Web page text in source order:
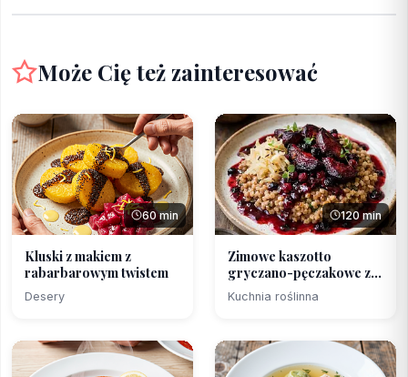
Może Cię też zainteresować
60 min
Kluski z makiem z
rabarbarowym twistem
Desery
120 min
Zimowe kaszotto
gryczano-pęczakowe z
piecz...
Kuchnia roślinna